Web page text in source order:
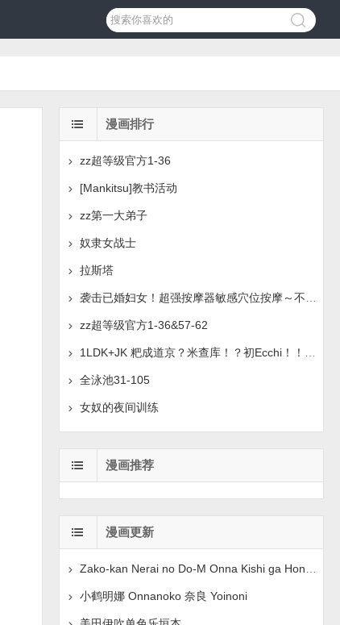
漫画排行
zz超等级官方1-36
[Mankitsu]教书活动
zz第一大弟子
奴隶女战士
拉斯塔
zz超等级官方1-36&57-62
全泳池31-105
女奴的夜间训练
漫画推荐
漫画更新
小鹤明娜 Onnanoko 奈良 Yoinoni